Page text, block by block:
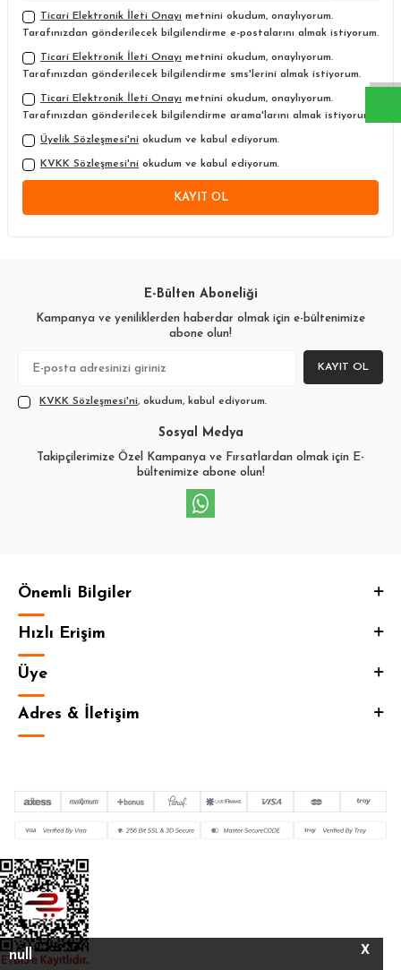
X
null
WhasappDesteHatt
Ticari Elektronik İleti Onayı metnini okudum, onaylıyorum.
Tarafınızdan gönderilecek bilgilendirme e-postalarını almak istiyorum.
Ticari Elektronik İleti Onayı metnini okudum, onaylıyorum.
Tarafınızdan gönderilecek bilgilendirme sms'lerini almak istiyorum.
Ticari Elektronik İleti Onayı metnini okudum, onaylıyorum.
Tarafınızdan gönderilecek bilgilendirme arama'larını almak istiyorum.
Üyelik Sözleşmesi'ni okudum ve kabul ediyorum.
KVKK Sözleşmesi'ni okudum ve kabul ediyorum.
KAYIT OL
E-Bülten Aboneliği
Kampanya ve yeniliklerden haberdar olmak için e-bültenimize
abone olun!
KAYIT OL
KVKK Sözleşmesi'ni, okudum, kabul ediyorum.
Sosyal Medya
Takipçilerimize Özel Kampanya ve Fırsatlardan olmak için E-
bültenimize abone olun!
Önemli Bilgiler
Hızlı Erişim
Üye
Adres & İletişim